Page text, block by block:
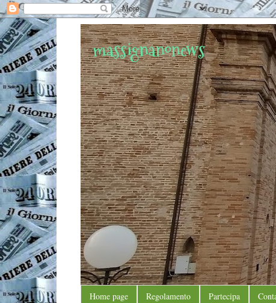
massignanonews
Home page Regolamento Partecipa